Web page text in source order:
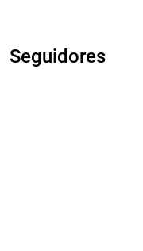
Seguidores